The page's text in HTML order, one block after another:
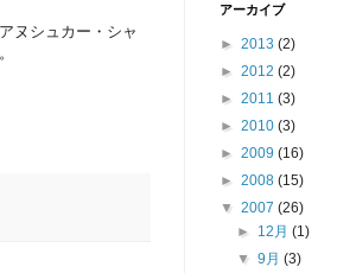
ヌシュカー・シャ
アーカイブ
► 2013 (2)
► 2012 (2)
► 2011 (3)
► 2010 (3)
► 2009 (16)
► 2008 (15)
▼ 2007 (26)
► 12月(1)
▼9月(3)